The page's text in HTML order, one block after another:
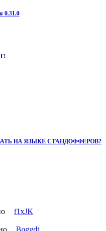
0.31.0
НА ЯЗЫКЕ СТАНДОФФЕРОВ?
f1xJK
Boggdt